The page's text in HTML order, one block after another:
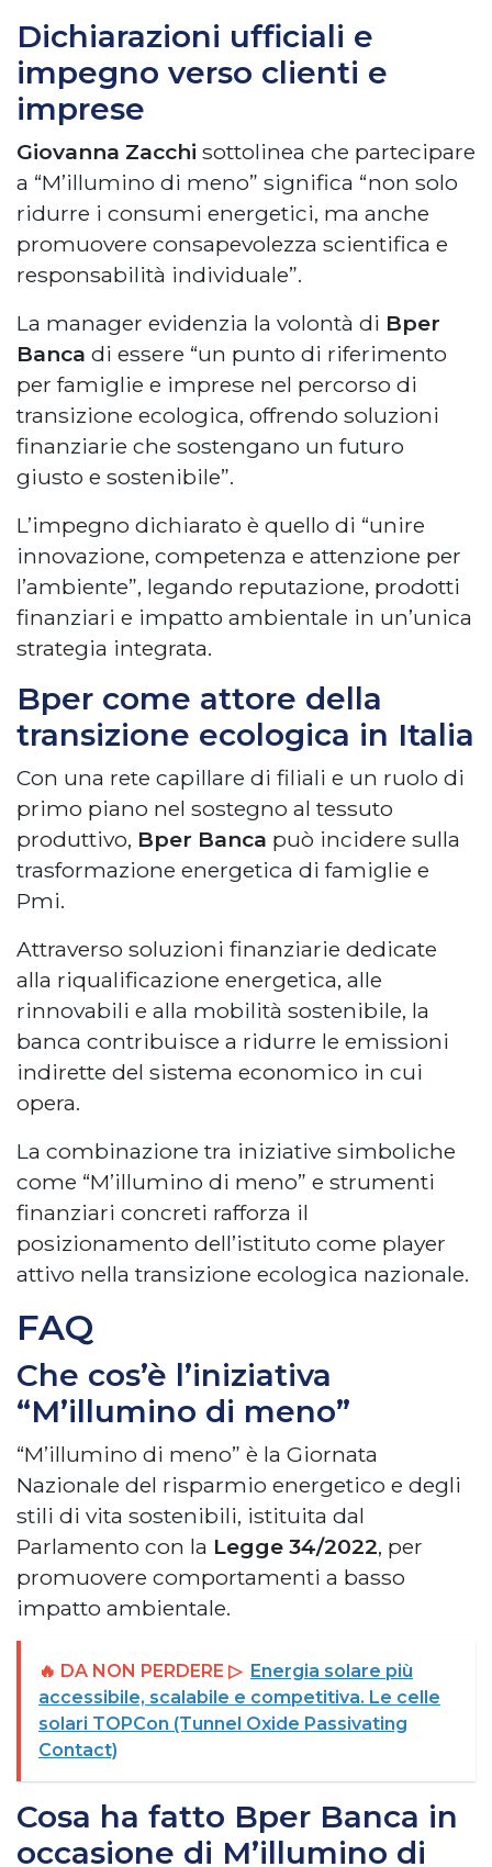
Dichiarazioni ufficiali e
impegno verso clienti e
imprese
Giovanna Zacchi sottolinea che partecipare
a “M’illumino di meno” significa “non solo
ridurre i consumi energetici, ma anche
promuovere consapevolezza scientifica e
responsabilità individuale”.
La manager evidenzia la volontà di Bper
Banca di essere “un punto di riferimento
per famiglie e imprese nel percorso di
transizione ecologica, offrendo soluzioni
finanziarie che sostengano un futuro
giusto e sostenibile”.
L’impegno dichiarato è quello di “unire
innovazione, competenza e attenzione per
l’ambiente”, legando reputazione, prodotti
finanziari e impatto ambientale in un’unica
strategia integrata.
Bper come attore della
transizione ecologica in Italia
Con una rete capillare di filiali e un ruolo di
primo piano nel sostegno al tessuto
produttivo, Bper Banca può incidere sulla
trasformazione energetica di famiglie e
Pmi.
Attraverso soluzioni finanziarie dedicate
alla riqualificazione energetica, alle
rinnovabili e alla mobilità sostenibile, la
banca contribuisce a ridurre le emissioni
indirette del sistema economico in cui
opera.
La combinazione tra iniziative simboliche
come “M’illumino di meno” e strumenti
finanziari concreti rafforza il
posizionamento dell’istituto come player
attivo nella transizione ecologica nazionale.
FAQ
Che cos’è l’iniziativa
“M’illumino di meno”
“M’illumino di meno” è la Giornata
Nazionale del risparmio energetico e degli
stili di vita sostenibili, istituita dal
Parlamento con la Legge 34/2022, per
promuovere comportamenti a basso
impatto ambientale.
🔥 DA NON PERDERE ▷ Energia solare più
accessibile, scalabile e competitiva. Le celle
solari TOPCon (Tunnel Oxide Passivating
Contact)
Cosa ha fatto Bper Banca in
occasione di M’illumino di